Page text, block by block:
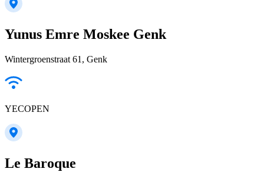
Yunus Emre Moskee Genk
Wintergroenstraat 61, Genk
YECOPEN
Le Baroque